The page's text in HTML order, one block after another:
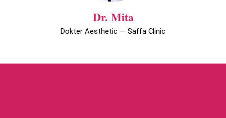
Dr. Mita
Dokter Aesthetic — Saffa Clinic